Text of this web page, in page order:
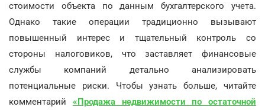
стоимости объекта по данным бухгалтерского учета.
Однако такие операции традиционно вызывают
повышенный интерес и тщательный контроль со
стороны налоговиков, что заставляет финансовые
службы компаний детально анализировать
потенциальные риски. Чтобы узнать больше, читайте
комментарий «Продажа недвижимости по остаточной